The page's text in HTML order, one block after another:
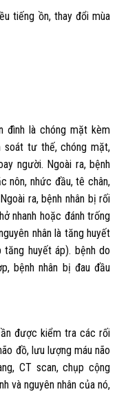
tiếng ồn, thay đổi mùa
đình là chóng mặt kèm
soát tư thế, chóng mặt,
người. Ngoài ra, bệnh
nôn, nhức đầu, tê chân,
ra, bệnh nhân bị rối
nhanh hoặc đánh trống
nhân là tăng huyết
huyết áp). bệnh do
bệnh nhân bị đau đầu
được kiểm tra các rối
đồ, lưu lượng máu não
CT scan, chụp cộng
và nguyên nhân của nó,